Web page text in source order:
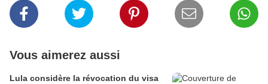
Vous aimerez aussi
Lula considère la révocation du visa